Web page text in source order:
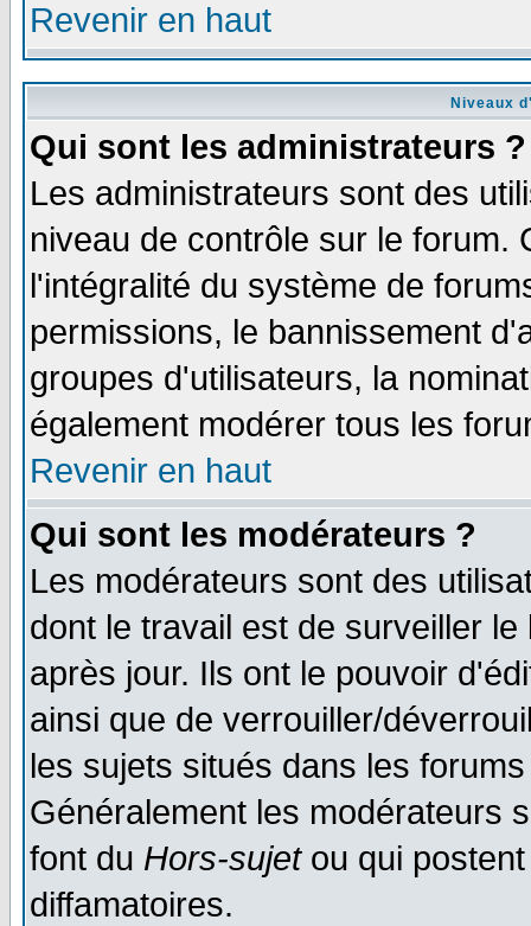
Revenir en haut
Niveaux
Qui sont les administrateurs ?
Les administrateurs sont des
niveau de contrôle sur le forum.
l'intégralité du système de
permissions, le bannissement
groupes d'utilisateurs, la
également modérer tous les
Revenir en haut
Qui sont les modérateurs ?
Les modérateurs sont des
dont le travail est de surveiller
après jour. Ils ont le pouvoir
ainsi que de verrouiller/
les sujets situés dans les
Généralement les modérateurs
font du Hors-sujetou qui
diffamatoires.